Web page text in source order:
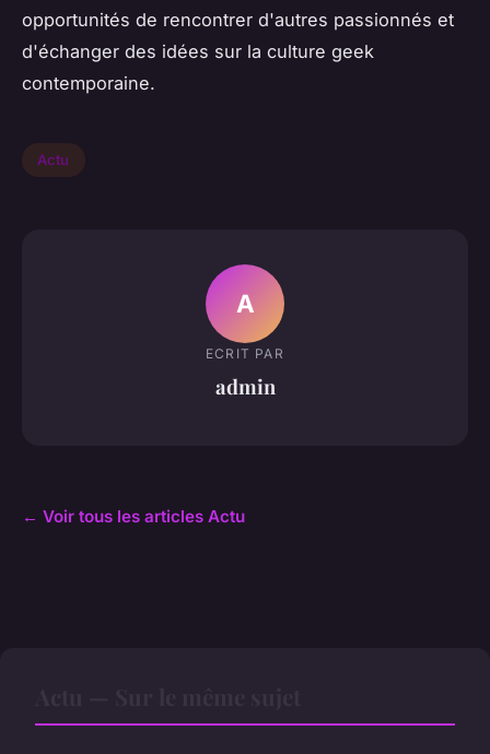
opportunités de rencontrer d'autres passionnés et
d'échanger des idées sur la culture geek
contemporaine.
Actu
A
ECRIT PAR
admin
← Voir tous les articles Actu